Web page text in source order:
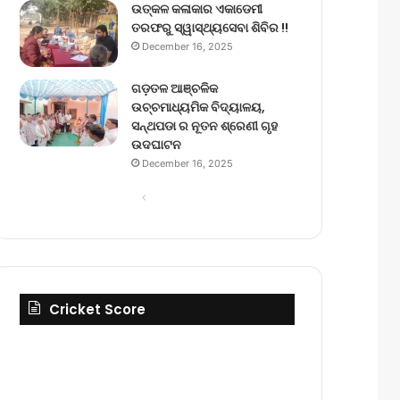
ଉତ୍କଳ କଳାକାର ଏକାଡେମୀ
ତରଫରୁ ସ୍ୱାସ୍ଥ୍ୟସେବା ଶିବିର !!
December 16, 2025
ଗଡ଼ତଳ ଆଞ୍ଚଳିକ
ଉଚ୍ଚମାଧ୍ୟମିକ ବିଦ୍ୟାଳୟ,
ସନ୍ଥପଡା ର ନୂତନ ଶ୍ରେଣୀ ଗୃହ
ଉଦଘାଟନ
December 16, 2025
Previous
Cricket Score